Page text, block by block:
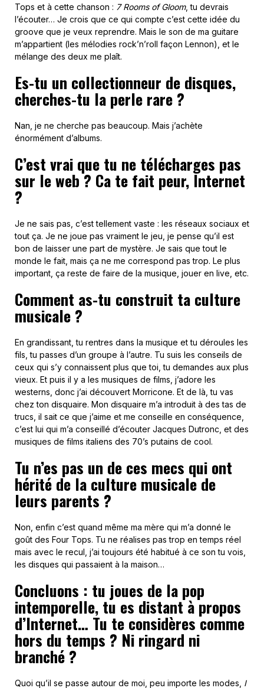
Tops et à cette chanson : 7 Rooms of Gloom, tu devrais
l’écouter… Je crois que ce qui compte c’est cette idée du
groove que je veux reprendre. Mais le son de ma guitare
m’appartient (les mélodies rock’n’roll façon Lennon), et le
mélange des deux me plaît.
Es-tu un collectionneur de disques,
cherches-tu la perle rare ?
Nan, je ne cherche pas beaucoup. Mais j’achète
énormément d’albums.
C’est vrai que tu ne télécharges pas
sur le web ? Ca te fait peur, Internet
?
Je ne sais pas, c’est tellement vaste : les réseaux sociaux et
tout ça. Je ne joue pas vraiment le jeu, je pense qu’il est
bon de laisser une part de mystère. Je sais que tout le
monde le fait, mais ça ne me correspond pas trop. Le plus
important, ça reste de faire de la musique, jouer en live, etc.
Comment as-tu construit ta culture
musicale ?
En grandissant, tu rentres dans la musique et tu déroules les
fils, tu passes d’un groupe à l’autre. Tu suis les conseils de
ceux qui s’y connaissent plus que toi, tu demandes aux plus
vieux. Et puis il y a les musiques de films, j’adore les
westerns, donc j’ai découvert Morricone. Et de là, tu vas
chez ton disquaire. Mon disquaire m’a introduit à des tas de
trucs, il sait ce que j’aime et me conseille en conséquence,
c’est lui qui m’a conseillé d’écouter Jacques Dutronc, et des
musiques de films italiens des 70’s putains de cool.
Tu n’es pas un de ces mecs qui ont
hérité de la culture musicale de
leurs parents ?
Non, enfin c’est quand même ma mère qui m’a donné le
goût des Four Tops. Tu ne réalises pas trop en temps réel
mais avec le recul, j’ai toujours été habitué à ce son tu vois,
les disques qui passaient à la maison…
Concluons : tu joues de la pop
intemporelle, tu es distant à propos
d’Internet… Tu te considères comme
hors du temps ? Ni ringard ni
branché ?
Quoi qu’il se passe autour de moi, peu importe les modes, I